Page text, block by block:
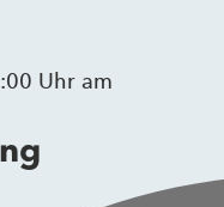
Uhr am